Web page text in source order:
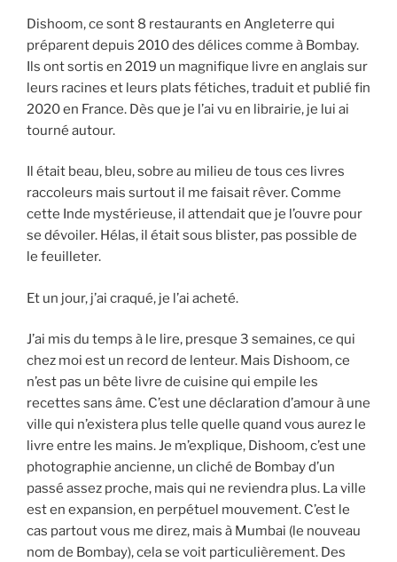
Dishoom, ce sont 8 restaurants en Angleterre qui
préparent depuis 2010 des délices comme à Bombay.
Ils ont sortis en 2019 un magnifique livre en anglais sur
leurs racines et leurs plats fétiches, traduit et publié fin
2020 en France. Dès que je l’ai vu en librairie, je lui ai
tourné autour.
Il était beau, bleu, sobre au milieu de tous ces livres
raccoleurs mais surtout il me faisait rêver. Comme
cette Inde mystérieuse, il attendait que je l’ouvre pour
se dévoiler. Hélas, il était sous blister, pas possible de
le feuilleter.
Et un jour, j’ai craqué, je l’ai acheté.
J’ai mis du temps à le lire, presque 3 semaines, ce qui
chez moi est un record de lenteur. Mais Dishoom, ce
n’est pas un bête livre de cuisine qui empile les
recettes sans âme. C’est une déclaration d’amour à une
ville qui n’existera plus telle quelle quand vous aurez le
livre entre les mains. Je m’explique, Dishoom, c’est une
photographie ancienne, un cliché de Bombay d’un
passé assez proche, mais qui ne reviendra plus. La ville
est en expansion, en perpétuel mouvement. C’est le
cas partout vous me direz, mais à Mumbai (le nouveau
nom de Bombay), cela se voit particulièrement. Des